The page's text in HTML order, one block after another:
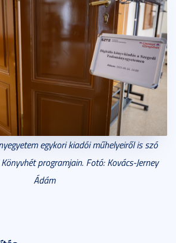
egykori kiadói műhelyeiről is szó
programjain. Fotó: Kovács-Jerney
Ádám